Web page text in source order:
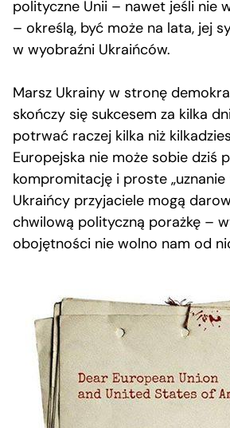
polityczne Unii – nawet jeśli nie
– określą, być może na lata, jej
w wyobraźni Ukraińców.
Marsz Ukrainy w stronę
skończy się sukcesem za kilka
potrwać raczej kilka niż
Europejska nie może sobie dziś
kompromitację i proste „uznanie
Ukraińcy przyjaciele mogą
chwilową polityczną porażkę –
obojętności nie wolno nam od